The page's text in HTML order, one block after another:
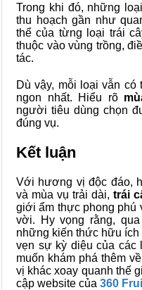
Trong khi đó, những
thu hoạch gần như
thể của từng loại trái
thuộc vào vùng trồng,
tác.
Dù vậy, mỗi loại vẫn
ngon nhất. Hiểu rõ
người tiêu dùng chọn
đúng vụ.
Kết luận
Với hương vị độc đáo,
và mùa vụ trải dài, trái
giới ẩm thực phong phú
vời. Hy vọng rằng,
những kiến thức hữu ích
vẹn sự kỳ diệu của các
muốn khám phá thêm
vị khác xoay quanh thế
cập website của 360